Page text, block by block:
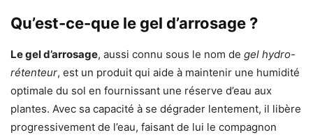
Qu’est-ce-que le gel d’arrosage ?
Le gel d’arrosage, aussi connu sous le nom de gel hydro-
rétenteur, est un produit qui aide à maintenir une humidité
optimale du sol en fournissant une réserve d’eau aux
plantes. Avec sa capacité à se dégrader lentement, il libère
progressivement de l’eau, faisant de lui le compagnon